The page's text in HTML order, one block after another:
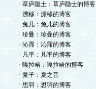
· 草庐隐士：草庐隐士的博客
· 漂移：漂移的博客
· 兔儿：兔儿的博客
· 珍曼：珍曼的博客
· 沁霈：沁霈的博客
· 凡平：凡平的博客
· 嘎拉哈：嘎拉哈的博客
· 夏子：夏之音
· 思羽：思羽的博客